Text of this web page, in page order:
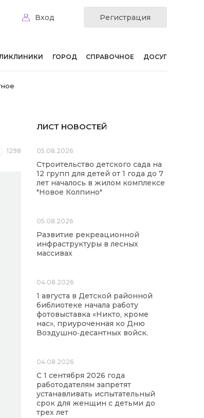
Вход Регистрация
ГОРОД СПРАВОЧНОЕ ДОСУГ
1298
ЛИСТ НОВОСТЕЙ
05.08.2026
Строительство детского сада на
12 групп для детей от 1 года до 7
лет началось в жилом комплексе
"Новое Колпино"
05.08.2026
Развитие рекреационной
инфраструктуры в лесных
массивах
04.08.2026
1 августа в Детской районной
библиотеке начала работу
фотовыставка «Никто, кроме
нас», приуроченная ко Дню
Воздушно‑десантных войск.
04.08.2026
С 1 сентября 2026 года
работодателям запретят
устанавливать испытательный
срок для женщин с детьми до
трех лет